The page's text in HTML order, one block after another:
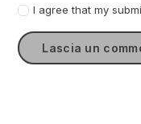
I agree that my